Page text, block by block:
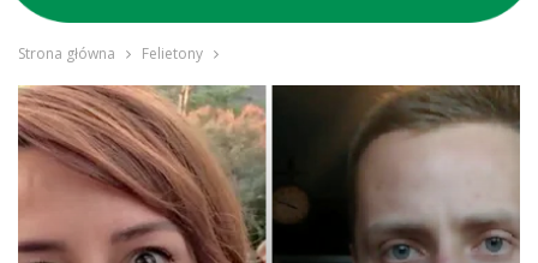
Strona główna Felietony